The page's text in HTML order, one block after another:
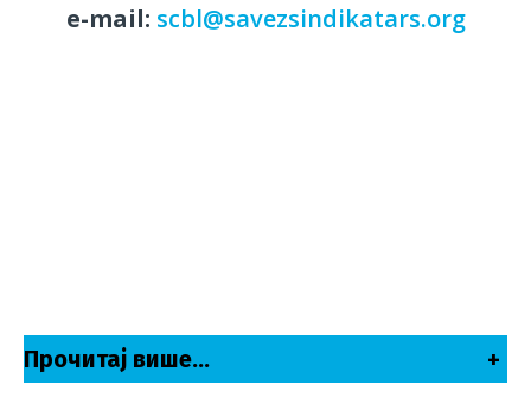
е-mail: scbl@savezsindikatars.org
Прочитај више… +